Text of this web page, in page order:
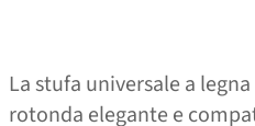
La stufa universale a
rotonda elegante e